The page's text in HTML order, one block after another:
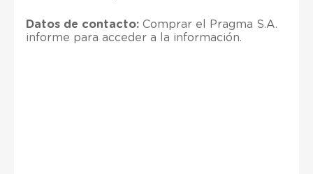
Datos de contacto: Comprar el Pragma S.A.
informe para acceder a la información.